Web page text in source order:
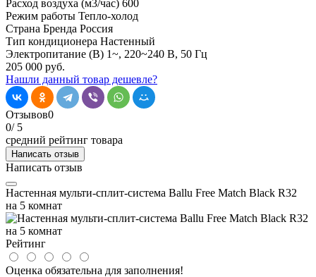
Расход воздуха (м3/час) 600
Режим работы Тепло-холод
Страна Бренда Россия
Тип кондиционера Настенный
Электропитание (В) 1~, 220~240 В, 50 Гц
205 000 руб.
Нашли данный товар дешевле?
Отзывов0
0/ 5
средний рейтинг товара
Написать отзыв
Написать отзыв
Настенная мульти-сплит-система Ballu Free Match Black R32
на 5 комнат
Рейтинг
Оценка обязательна для заполнения!